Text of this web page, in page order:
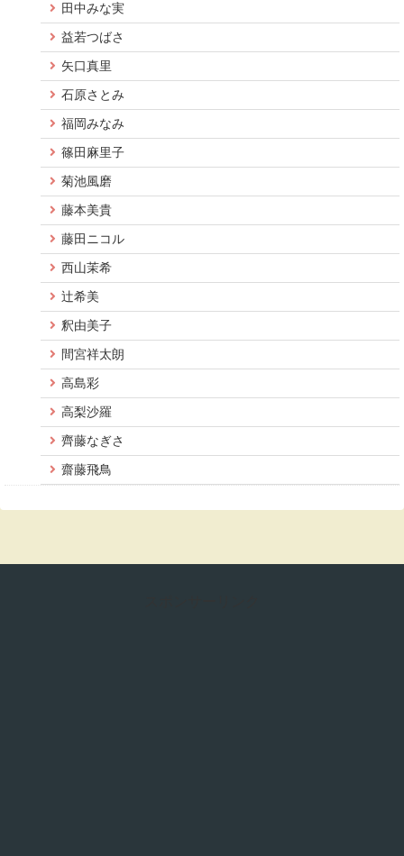
田中みな実
益若つばさ
矢口真里
石原さとみ
福岡みなみ
篠田麻里子
菊池風磨
藤本美貴
藤田ニコル
西山茉希
辻希美
釈由美子
間宮祥太朗
高島彩
高梨沙羅
齊藤なぎさ
齋藤飛鳥